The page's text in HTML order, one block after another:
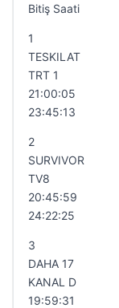
Bitiş Saati
1
TESKILAT
TRT 1
21:00:05
23:45:13
2
SURVIVOR
TV8
20:45:59
24:22:25
3
DAHA 17
KANAL D
19:59:31